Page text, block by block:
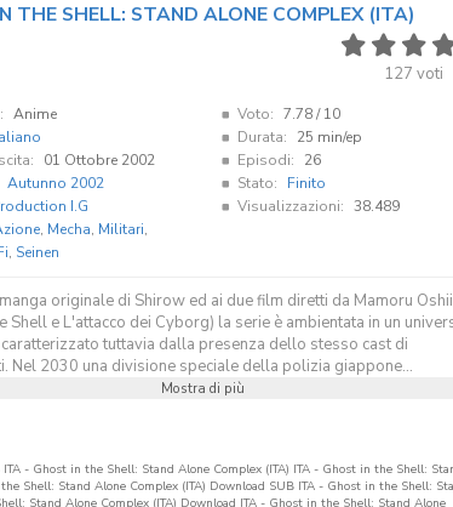
THE SHELL: STAND ALONE COMPLEX (ITA)
127 voti
Anime
01 Ottobre 2002
Autunno 2002
I.G
, Mecha, Militari,
, Seinen
Voto: 7.78/ 10
Durata:
25 min/ep
Episodi:
26
Stato:
Finito
Visualizzazioni: 38.489
originale di Shirow ed ai due film diretti da Mamoru
Shell e L'attacco dei Cyborg) la serie è ambientata in un
tuttavia dalla presenza dello stesso cast di
Nel 2030 una divisione speciale della polizia giappone...
Mostra di più
- Ghost in the Shell: Stand Alone Complex (ITA) ITA - Ghost in the Shell:
Shell: Stand Alone Complex (ITA) Download SUB ITA - Ghost in the Shell:
Stand Alone Complex (ITA) Download ITA - Ghost in the Shell: Stand Alone